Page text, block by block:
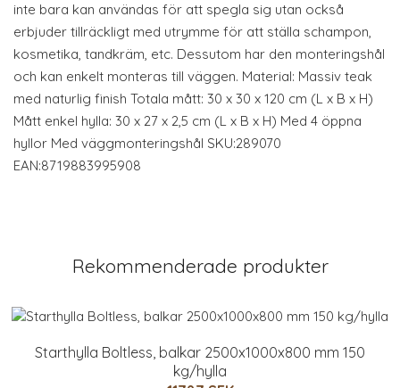
inte bara kan användas för att spegla sig utan också
erbjuder tillräckligt med utrymme för att ställa schampon,
kosmetika, tandkräm, etc. Dessutom har den monteringshål
och kan enkelt monteras till väggen. Material: Massiv teak
med naturlig finish Totala mått: 30 x 30 x 120 cm (L x B x H)
Mått enkel hylla: 30 x 27 x 2,5 cm (L x B x H) Med 4 öppna
hyllor Med väggmonteringshål SKU:289070
EAN:8719883995908
Rekommenderade produkter
Starthylla Boltless, balkar 2500x1000x800 mm 150
kg/hylla